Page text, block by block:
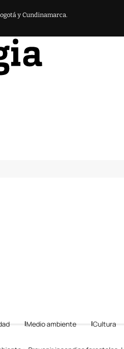
y Cundinamarca.
Medio ambiente Cultura